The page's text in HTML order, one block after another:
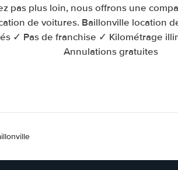
pas plus loin, nous offrons une
de voitures. Baillonville location
✓ Pas de franchise ✓ Kilométrage
Annulations gratuites